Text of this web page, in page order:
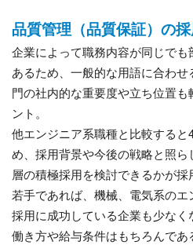
品質管理（品質保証）の
企業によって職務内容が同じで
あるため、一般的な用語に合わ
門の社内的な重要度や立ち位置
ント。
他エンジニア系職種と比較する
め、採用背景や今後の戦略と照
層の積極採用を検討できるかが
若手であれば、機械、電気系の
採用に成功している企業も少なく
働き方や給与条件はもちろんで